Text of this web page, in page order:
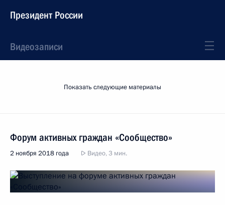
Президент России
Видеозаписи
Показать следующие материалы
Форум активных граждан «Сообщество»
2 ноября 2018 года Видео, 3 мин.